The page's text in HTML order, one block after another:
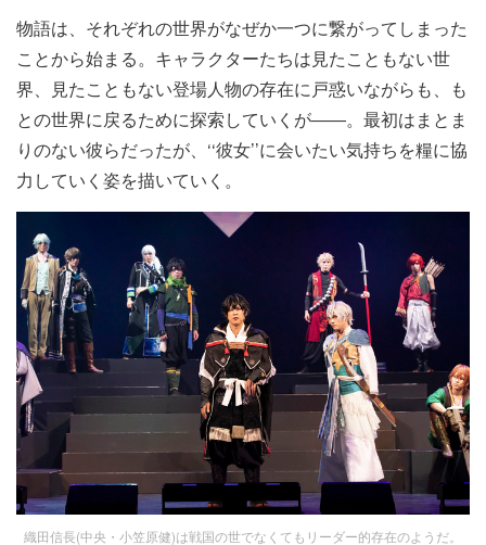
物語は、それぞれの世界がなぜか一つに繋がってしまった
ことから始まる。キャラクターたちは見たこともない世
界、見たこともない登場人物の存在に戸惑いながらも、も
との世界に戻るために探索していくが――。最初はまとま
りのない彼らだったが、‘‘彼女’’に会いたい気持ちを糧に協
力していく姿を描いていく。
織田信長(中央・小笠原健)は戦国の世でなくてもリーダー的存在のようだ。